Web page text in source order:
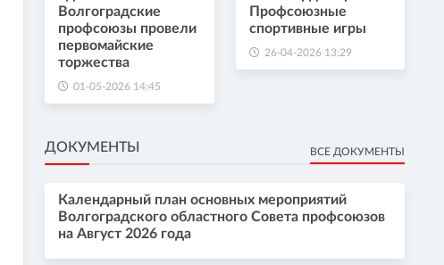
Волгоградские
профсоюзы провели
первомайские
торжества
01-05-2026 14:45
Профсоюзные
спортивные игры
26-04-2026 13:29
ДОКУМЕНТЫ ВСЕ ДОКУМЕНТЫ
Календарный план основных мероприятий
Волгоградского областного Совета профсоюзов
на Август 2026 года